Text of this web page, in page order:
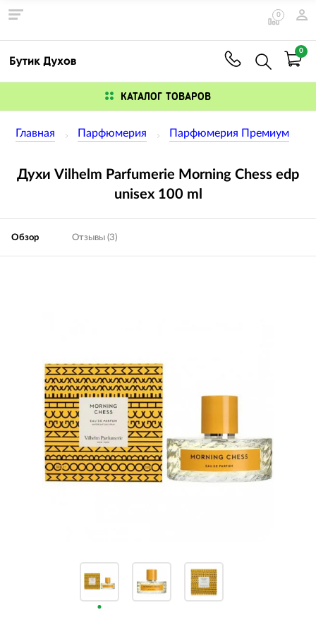
0
0
КАТАЛОГ ТОВАРОВ
Главная Парфюмерия Парфюмерия Премиум
Духи Vilhelm Parfumerie Morning Chess edp
unisex 100 ml
Обзор Отзывы (3)